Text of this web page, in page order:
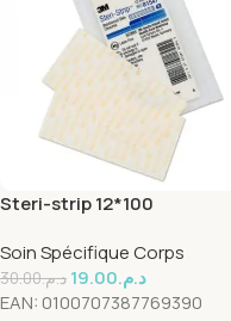
Steri-strip 12*100
Soin Spécifique Corps
د.م.30.00 د.م.19.00
EAN: 0100707387769390